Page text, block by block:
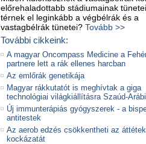
előrehaladottabb stádiumainak
térnek el leginkább a végbélrák és a
vastagbélrák tünetei? Tovább >>
További cikkeink:
A magyar Oncompass Medicine a
partnere lett a rák ellenes harcban
Az emlőrák genetikája
Magyar rákkutatót is meghívtak a giga
technológiai világkiállításra Szaúd-
Új immunterápiás gyógyszerek - a
antitestek
Az aerob edzés csökkentheti az áttétek
kockázatát